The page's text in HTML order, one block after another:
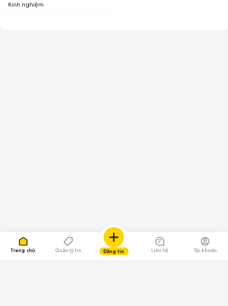
Trang chủ Quản lý tin Đăng tin Liên hệ Tài khoản
Kinh nghiệm